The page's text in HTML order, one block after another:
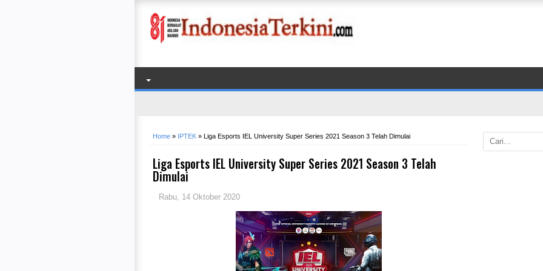
Home » IPTEK » Liga Esports IEL University Super Series 2021 Season 3 Telah Dimulai
Liga Esports IEL University Super Series 2021 Season 3 Telah
Dimulai
Rabu, 14 Oktober 2020